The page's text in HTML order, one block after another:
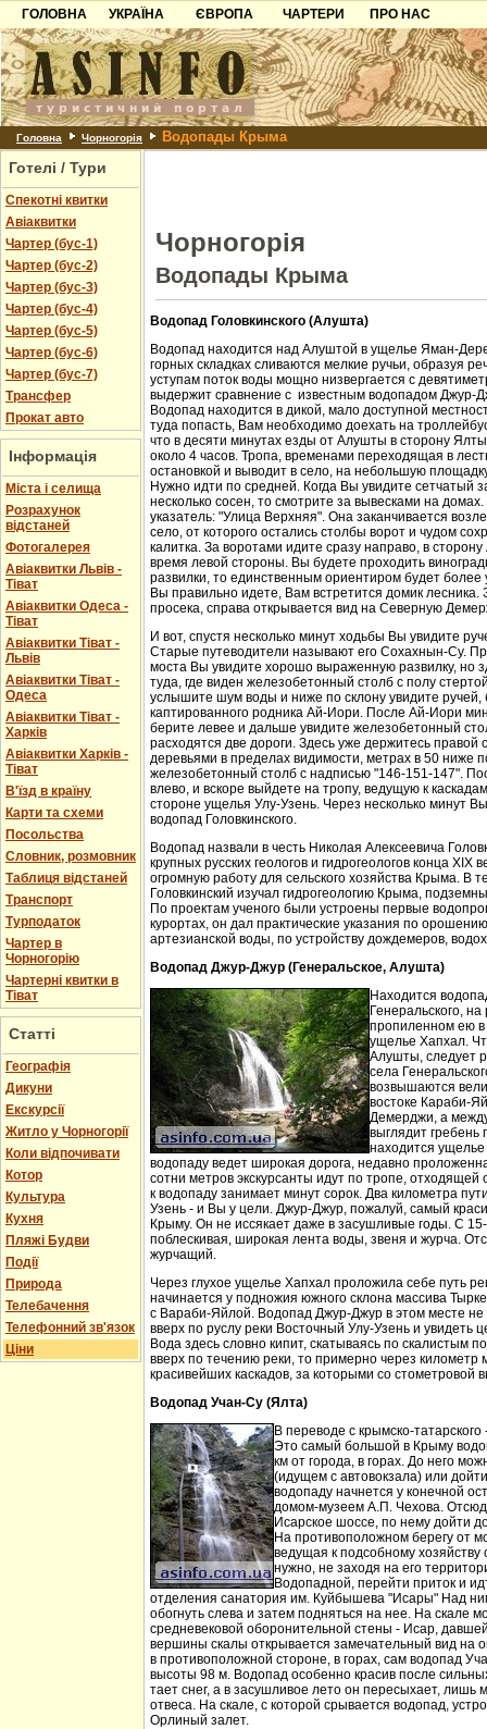
ГОЛОВНА
УКРАЇНА
Карпати
Азов
Причорноморря
Шацьк
ЄВРОПА
Чорногорія
Хорватія
Болгарія
Албанія
ЧАРТЕРИ
ПРО НАС
Контакти
Партнерам
Додати готель
Головна Чорногорія Водопады Крыма
Готелі / Тури
Спекотні квитки
Авіаквитки
Чартер (бус-1)
Чартер (бус-2)
Чартер (бус-3)
Чартер (бус-4)
Чартер (бус-5)
Чартер (бус-6)
Чартер (бус-7)
Трансфер
Прокат авто
Інформація
Міста і селища
Розрахунок
відстаней
Фотогалерея
Авіаквитки Львів -
Тіват
Авіаквитки Одеса -
Тіват
Авіаквитки Тіват -
Львів
Авіаквитки Тіват -
Одеса
Авіаквитки Тіват -
Харків
Авіаквитки Харків -
Тіват
В'їзд в країну
Карти та схеми
Посольства
Словник, розмовник
Таблиця відстаней
Транспорт
Турподаток
Чартер в
Чорногорію
Чартерні квитки в
Тіват
Статті
Географія
Дикуни
Екскурсії
Житло у Чорногорії
Коли відпочивати
Котор
Культура
Кухня
Пляжі Будви
Події
Природа
Телебачення
Телефонний зв'язок
Ціни
Чорногорія
Водопады Крыма
Водопад Головкинского (Алушта)
Водопад находится над Алуштой в ущелье Яман-
горных складках сливаются мелкие ручьи, образуя
уступам поток воды мощно низвергается с
выдержит сравнение с известным водопадом Джур-
Водопад находится в дикой, мало доступной
туда попасть, Вам необходимо доехать на
что в десяти минутах езды от Алушты в сторону
около 4 часов. Тропа, временами переходящая в
остановкой и выводит в село, на небольшую
Нужно идти по средней. Когда Вы увидите сетчатый
несколько сосен, то смотрите за вывесками на
указатель: "Улица Верхняя". Она заканчивается
село, от которого остались столбы ворот и чудом
калитка. За воротами идите сразу направо, в
время левой стороны. Вы будете проходить
развилки, то единственным ориентиром будет более
Вы правильно идете, Вам встретится домик лесника.
просека, справа открывается вид на Северную
И вот, спустя несколько минут ходьбы Вы увидите
Старые путеводители называют его Сохахнын-Су.
моста Вы увидите хорошо выраженную развилку, но
туда, где виден железобетонный столб с полу
услышите шум воды и ниже по склону увидите
каптированного родника Ай-Иори. После Ай-Иори
берите левее и дальше увидите железобетонный
расходятся две дороги. Здесь уже держитесь правой
деревьями в пределах видимости, метрах в 50 ниже
железобетонный столб с надписью "146-151-147".
влево, и вскоре выйдете на тропу, ведущую к
стороне ущелья Улу-Узень. Через несколько минут
водопад Головкинского.
Водопад назвали в честь Николая Алексеевича
крупных русских геологов и гидрогеологов конца XIX
огромную работу для сельского хозяйства Крыма. В
Головкинский изучал гидрогеологию Крыма,
По проектам ученого были устроены первые
курортах, он дал практические указания по
артезианской воды, по устройству дождемеров,
Водопад Джур-Джур (Генеральское, Алушта)
Находится
Генеральского,
пропиленном ею в
ущелье Хапхал.
Алушты, следует
села
возвышаются
востоке Караби-
Демерджи, а
выглядит гребень
находится
водопаду ведет широкая дорога, недавно
сотни метров экскурсанты идут по тропе, отходящей
к водопаду занимает минут сорок. Два километра
Узень - и Вы у цели. Джур-Джур, пожалуй, самый
Крыму. Он не иссякает даже в засушливые годы. С
поблескивая, широкая лента воды, звеня и журча.
журчащий.
Через глухое ущелье Хапхал проложила себе путь
начинается у подножия южного склона массива
с Вараби-Яйлой. Водопад Джур-Джур в этом месте
вверх по руслу реки Восточный Улу-Узень и увидеть
Вода здесь словно кипит, скатываясь по скалистым
вверх по течению реки, то примерно через километр
красивейших каскадов, за которыми со стометровой
Водопад Учан-Су (Ялта)
В переводе с крымско-
Это самый большой в Крыму
км от города, в горах. До него
(идущем с автовокзала) или
водопаду начнется у конечной
домом-музеем А.П. Чехова.
Исарское шоссе, по нему дойти
На противоположном берегу от
ведущая к подсобному
нужно, не заходя на его
Водопадной, перейти приток и
отделения санатория им. Куйбышева "Исары" Над
обогнуть слева и затем подняться на нее. На скале
средневековой оборонительной стены - Исар,
вершины скалы открывается замечательный вид на
в противоположной стороне, в горах, сам водопад
высоты 98 м. Водопад особенно красив после
тает снег, а в засушливое лето он пересыхает, лишь
отвеса. На скале, с которой срывается водопад,
Орлиный залет.